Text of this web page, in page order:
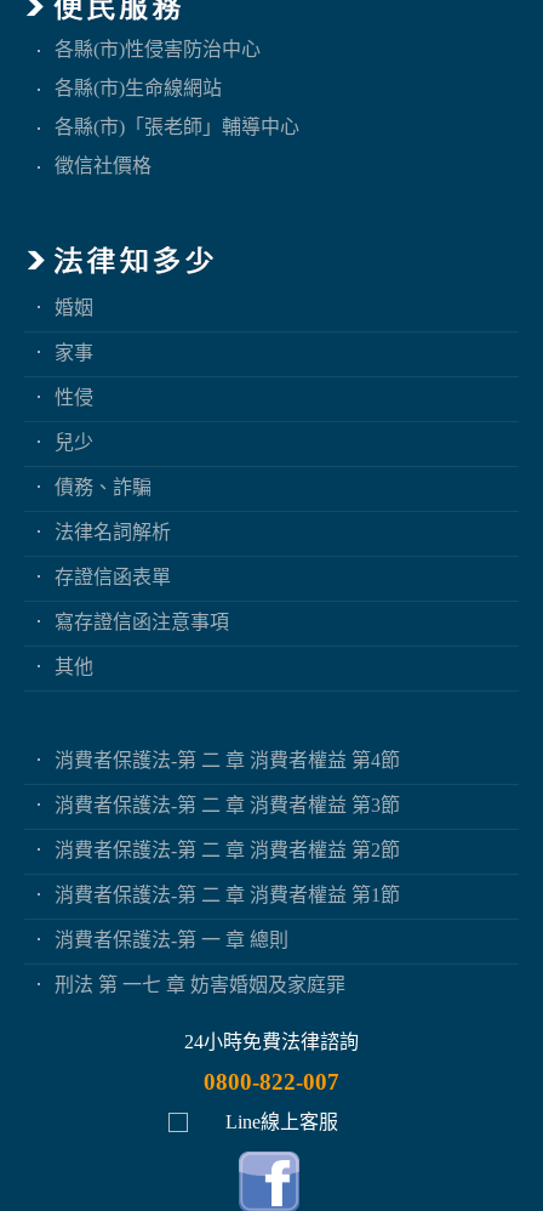
各縣(市)性侵害防治中心
各縣(市)生命線網站
各縣(市)「張老師」輔導中心
徵信社價格
婚姻
家事
性侵
兒少
債務、詐騙
法律名詞解析
存證信函表單
寫存證信函注意事項
其他
消費者保護法-第 二 章 消費者權益 第4節
消費者保護法-第 二 章 消費者權益 第3節
消費者保護法-第 二 章 消費者權益 第2節
消費者保護法-第 二 章 消費者權益 第1節
消費者保護法-第 一 章 總則
刑法 第 一七 章 妨害婚姻及家庭罪
24小時免費法律諮詢
0800-822-007